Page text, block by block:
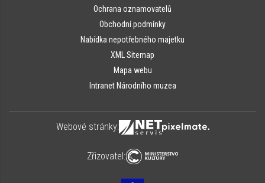
Ochrana oznamovatelů
Obchodní podmínky
Nabídka nepotřebného majetku
XML Sitemap
Mapa webu
Intranet Národního muzea
Webové stránky:
Zřizovatel: